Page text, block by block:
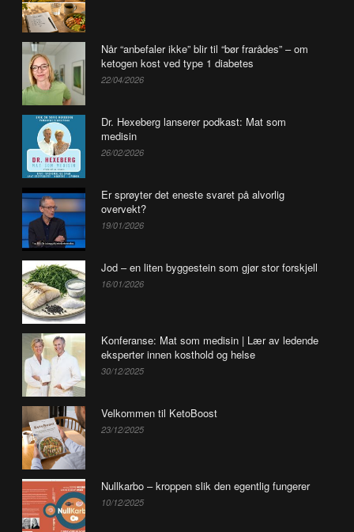
Når “anbefaler ikke” blir til “bør frarådes” – om
ketogen kost ved type 1 diabetes
22/04/2026
Dr. Hexeberg lanserer podkast: Mat som
medisin
26/02/2026
Er sprøyter det eneste svaret på alvorlig
overvekt?
19/01/2026
Jod – en liten byggestein som gjør stor forskjell
16/01/2026
Konferanse: Mat som medisin | Lær av ledende
eksperter innen kosthold og helse
30/12/2025
Velkommen til KetoBoost
23/12/2025
Nullkarbo – kroppen slik den egentlig fungerer
10/12/2025